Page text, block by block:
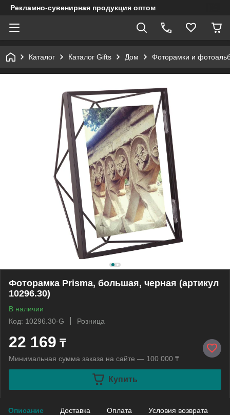
Рекламно-сувенирная продукция оптом
Каталог Каталог Gifts Дом Фоторамки и
Фоторамка Prisma, большая, черная (артикул
10296.30)
В наличии
Код: 10296.30-G
Розница
22 169 ₸
Минимальная сумма заказа на сайте — 100 000 ₸
Купить
Описание Доставка Оплата Условия возврата